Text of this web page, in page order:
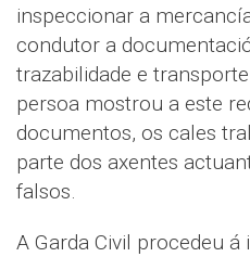
inspeccionar a
condutor a
trazabilidade e
persoa mostrou a este
documentos, os cales
parte dos axentes
falsos.
A Garda Civil procedeu